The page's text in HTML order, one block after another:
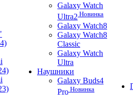
Galaxy Watch
Ultra2 Новинка
Galaxy Watch8
Galaxy Watch8
Classic
Galaxy Watch
Ultra
Наушники
Galaxy Buds4
Pro Новинка